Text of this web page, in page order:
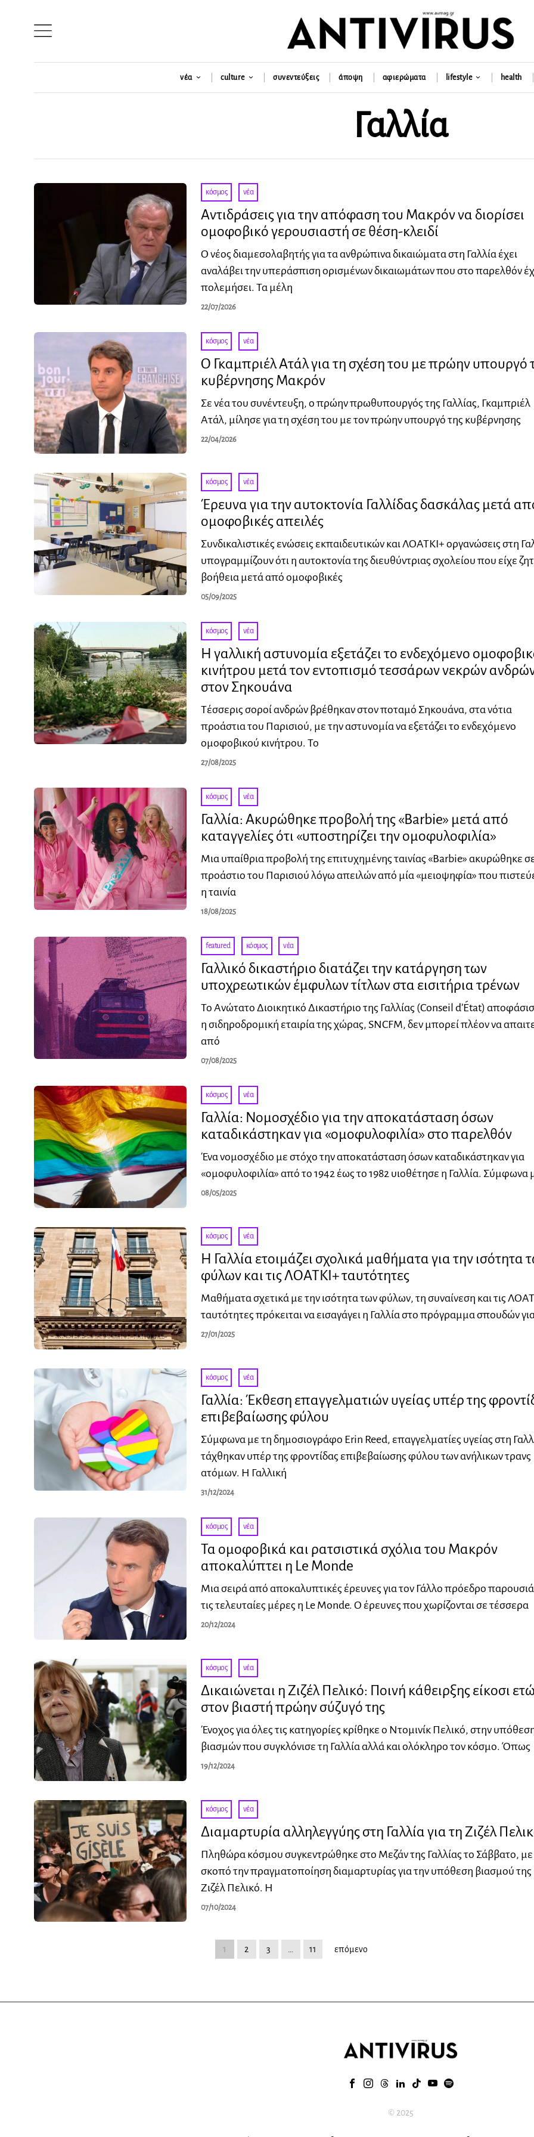
νέα culture συνεντεύξεις άποψη αφιερώματα lifestyle health
Γαλλία
κόσμος · νέα
Αντιδράσεις για την απόφαση του Μακρόν να διορίσει
ομοφοβικό γερουσιαστή σε θέση-κλειδί
Ο νέος διαμεσολαβητής για τα ανθρώπινα δικαιώματα στη Γαλλία έχει
αναλάβει την υπεράσπιση ορισμένων δικαιωμάτων που στο παρελθόν
πολεμήσει. Τα μέλη
22/07/2026
κόσμος · νέα
Ο Γκαμπριέλ Ατάλ για τη σχέση του με πρώην υπουργό
κυβέρνησης Μακρόν
Σε νέα του συνέντευξη, ο πρώην πρωθυπουργός της Γαλλίας, Γκαμπριέλ
Ατάλ, μίλησε για τη σχέση του με τον πρώην υπουργό της κυβέρνησης
22/04/2026
κόσμος · νέα
Έρευνα για την αυτοκτονία Γαλλίδας δασκάλας μετά
ομοφοβικές απειλές
Συνδικαλιστικές ενώσεις εκπαιδευτικών και ΛΟΑΤΚΙ+ οργανώσεις στη
υπογραμμίζουν ότι η αυτοκτονία της διευθύντριας σχολείου που είχε
βοήθεια μετά από ομοφοβικές
05/09/2025
κόσμος · νέα
Η γαλλική αστυνομία εξετάζει το ενδεχόμενο
κινήτρου μετά τον εντοπισμό τεσσάρων νεκρών
στον Σηκουάνα
Τέσσερις σοροί ανδρών βρέθηκαν στον ποταμό Σηκουάνα, στα νότια
προάστια του Παρισιού, με την αστυνομία να εξετάζει το ενδεχόμενο
ομοφοβικού κινήτρου. Το
27/08/2025
κόσμος · νέα
Γαλλία: Ακυρώθηκε προβολή της «Barbie» μετά από
καταγγελίες ότι «υποστηρίζει την ομοφυλοφιλία»
Μια υπαίθρια προβολή της επιτυχημένης ταινίας «Barbie» ακυρώθηκε
προάστιο του Παρισιού λόγω απειλών από μία «μειοψηφία» που
η ταινία
18/08/2025
featured · κόσμος · νέα
Γαλλικό δικαστήριο διατάζει την κατάργηση των
υποχρεωτικών έμφυλων τίτλων στα εισιτήρια τρένων
Το Ανώτατο Διοικητικό Δικαστήριο της Γαλλίας (Conseil d’État)
η σιδηροδρομική εταιρία της χώρας, SNCFM, δεν μπορεί πλέον να
από
07/08/2025
κόσμος · νέα
Γαλλία: Νομοσχέδιο για την αποκατάσταση όσων
καταδικάστηκαν για «ομοφυλοφιλία» στο παρελθόν
Ένα νομοσχέδιο με στόχο την αποκατάσταση όσων καταδικάστηκαν για
«ομοφυλοφιλία» από το 1942 έως το 1982 υιοθέτησε η Γαλλία. Σύμφωνα
08/05/2025
κόσμος · νέα
Η Γαλλία ετοιμάζει σχολικά μαθήματα για την ισότητα
φύλων και τις ΛΟΑΤΚΙ+ ταυτότητες
Μαθήματα σχετικά με την ισότητα των φύλων, τη συναίνεση και τις
ταυτότητες πρόκειται να εισαγάγει η Γαλλία στο πρόγραμμα σπουδών
27/01/2025
κόσμος · νέα
Γαλλία: Έκθεση επαγγελματιών υγείας υπέρ της
επιβεβαίωσης φύλου
Σύμφωνα με τη δημοσιογράφο Erin Reed, επαγγελματίες υγείας στη
τάχθηκαν υπέρ της φροντίδας επιβεβαίωσης φύλου των ανήλικων τρανς
ατόμων. Η Γαλλική
31/12/2024
κόσμος · νέα
Τα ομοφοβικά και ρατσιστικά σχόλια του Μακρόν
αποκαλύπτει η Le Monde
Μια σειρά από αποκαλυπτικές έρευνες για τον Γάλλο πρόεδρο
τις τελευταίες μέρες η Le Monde. Ο έρευνες που χωρίζονται σε τέσσερα
20/12/2024
κόσμος · νέα
Δικαιώνεται η Ζιζέλ Πελικό: Ποινή κάθειρξης είκοσι
στον βιαστή πρώην σύζυγό της
Ένοχος για όλες τις κατηγορίες κρίθηκε ο Ντομινίκ Πελικό, στην
βιασμών που συγκλόνισε τη Γαλλία αλλά και ολόκληρο τον κόσμο. Όπως
19/12/2024
κόσμος · νέα
Διαμαρτυρία αλληλεγγύης στη Γαλλία για τη Ζιζέλ
Πληθώρα κόσμου συγκεντρώθηκε στο Μεζάν της Γαλλίας το Σάββατο, με
σκοπό την πραγματοποίηση διαμαρτυρίας για την υπόθεση βιασμού της
Ζιζέλ Πελικό. Η
07/10/2024
1 2 3 … 11 επόμενο
© 2025